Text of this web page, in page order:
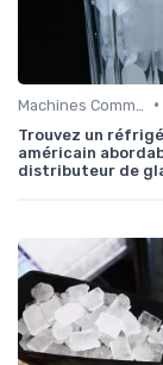
•
Trouvez un
américain
distributeur de